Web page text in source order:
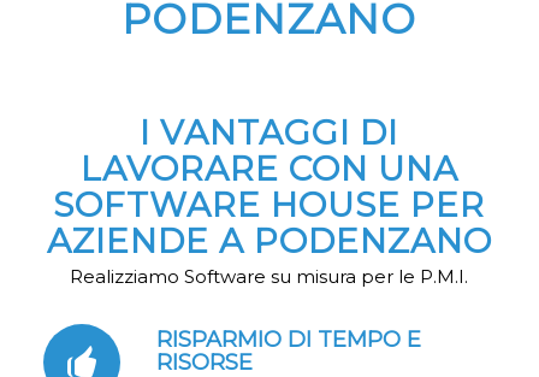
PODENZANO
I VANTAGGI DI
LAVORARE CON UNA
SOFTWARE HOUSE PER
AZIENDE A PODENZANO
Realizziamo Software su misura per le P.M.I.
RISPARMIO DI TEMPO E
RISORSE